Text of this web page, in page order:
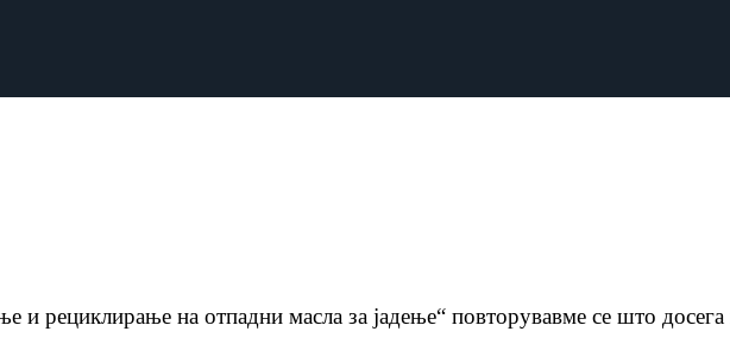
и рециклирање на отпадни масла за јадење“ повторувавме се што